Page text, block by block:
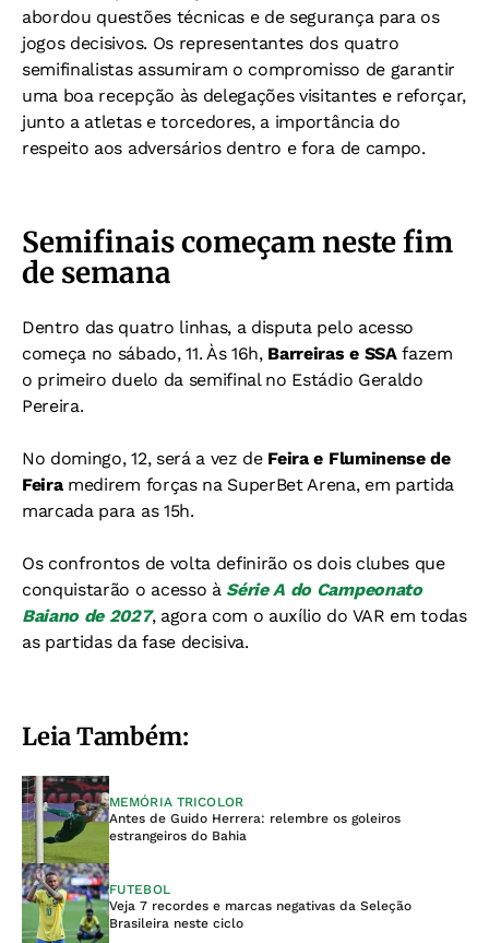
abordou questões técnicas e de segurança para os
jogos decisivos. Os representantes dos quatro
semifinalistas assumiram o compromisso de garantir
uma boa recepção às delegações visitantes e reforçar,
junto a atletas e torcedores, a importância do
respeito aos adversários dentro e fora de campo.
Semifinais começam neste fim
de semana
Dentro das quatro linhas, a disputa pelo acesso
começa no sábado, 11. Às 16h, Barreiras e SSAfazem
o primeiro duelo da semifinal no Estádio Geraldo
Pereira.
No domingo, 12, será a vez de Feira e Fluminense de
Feiramedirem forças na SuperBet Arena, em partida
marcada para as 15h.
Os confrontos de volta definirão os dois clubes que
conquistarão o acesso àSérie A do Campeonato
Baiano de 2027, agora com o auxílio do VAR em todas
as partidas da fase decisiva.
Leia Também:
MEMÓRIA TRICOLOR
Antes de Guido Herrera: relembre os goleiros
estrangeiros do Bahia
FUTEBOL
Veja 7 recordes e marcas negativas da Seleção
Brasileira neste ciclo